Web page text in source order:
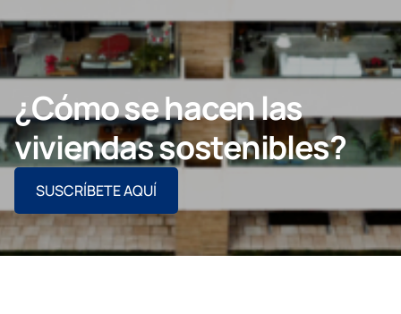
Particulares
Grupo Lumon
CONTACTO PROFESIONAL
¿Cómo se hacen las
viviendas sostenibles?
SUSCRÍBETE AQUÍ